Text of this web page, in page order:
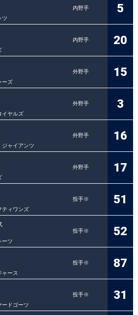
内野手
ツ
5
内野手
20
外野手
ーズ
15
外野手
イヤルズ
3
外野手
ジャイアンツ
16
外野手
17
投手※
ティワンズ
51
投手※
ーツ
52
投手※
ャース
87
投手※
ードゴーツ
31